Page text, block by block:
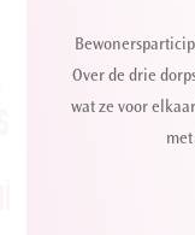
Over de drie
wat ze voor